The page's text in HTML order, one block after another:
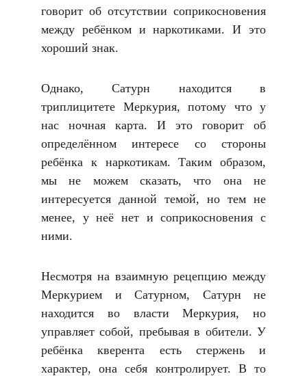
говорит об отсутствии соприкосновения
между ребёнком и наркотиками. И это
хороший знак.
Однако, Сатурн находится в
триплицитете Меркурия, потому что у
нас ночная карта. И это говорит об
определённом интересе со стороны
ребёнка к наркотикам. Таким образом,
мы не можем сказать, что она не
интересуется данной темой, но тем не
менее, у неё нет и соприкосновения с
ними.
Несмотря на взаимную рецепцию между
Меркурием и Сатурном, Сатурн не
находится во власти Меркурия, но
управляет собой, пребывая в обители. У
ребёнка кверента есть стержень и
характер, она себя контролирует. В то